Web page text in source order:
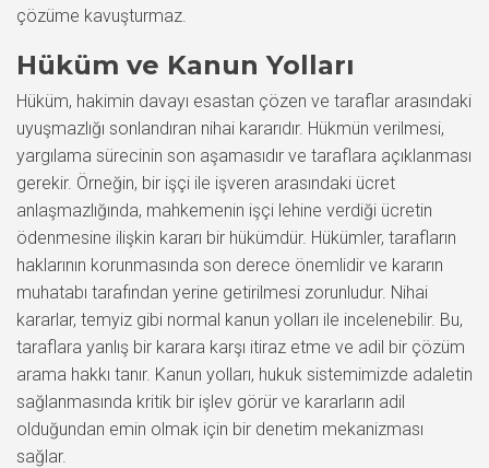
çözüme kavuşturmaz.
Hüküm ve Kanun Yolları
Hüküm, hakimin davayı esastan çözen ve taraflar arasındaki
uyuşmazlığı sonlandıran nihai kararıdır. Hükmün verilmesi,
yargılama sürecinin son aşamasıdır ve taraflara açıklanması
gerekir. Örneğin, bir işçi ile işveren arasındaki ücret
anlaşmazlığında, mahkemenin işçi lehine verdiği ücretin
ödenmesine ilişkin kararı bir hükümdür. Hükümler, tarafların
haklarının korunmasında son derece önemlidir ve kararın
muhatabı tarafından yerine getirilmesi zorunludur. Nihai
kararlar, temyiz gibi normal kanun yolları ile incelenebilir. Bu,
taraflara yanlış bir karara karşı itiraz etme ve adil bir çözüm
arama hakkı tanır. Kanun yolları, hukuk sistemimizde adaletin
sağlanmasında kritik bir işlev görür ve kararların adil
olduğundan emin olmak için bir denetim mekanizması
sağlar.